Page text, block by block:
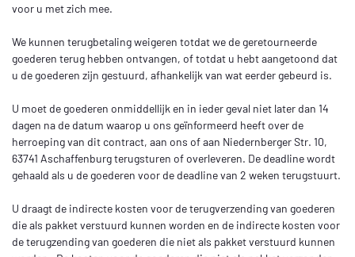
voor u met zich mee.
We kunnen terugbetaling weigeren totdat we de geretourneerde
goederen terug hebben ontvangen, of totdat u hebt aangetoond dat
u de goederen zijn gestuurd, afhankelijk van wat eerder gebeurd is.
U moet de goederen onmiddellijk en in ieder geval niet later dan 14
dagen na de datum waarop u ons geïnformeerd heeft over de
herroeping van dit contract, aan ons of aan Niedernberger Str. 10,
63741 Aschaffenburgterugsturen of overleveren. De deadline wordt
gehaald als u de goederen voor de deadline van 2 weken terugstuurt.
U draagt de indirecte kosten voor de terugverzending van goederen
die als pakket verstuurd kunnen worden en de indirecte kosten voor
de terugzending van goederen die niet als pakket verstuurd kunnen